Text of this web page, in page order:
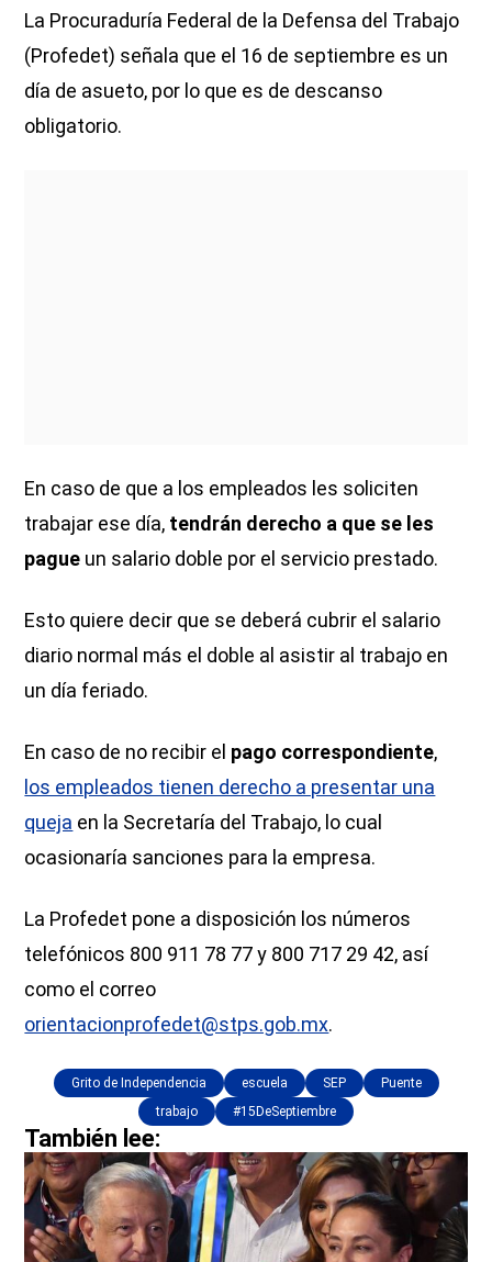
La Procuraduría Federal de la Defensa del Trabajo
(Profedet) señala que el 16 de septiembre es un
día de asueto, por lo que es de descanso
obligatorio.
En caso de que a los empleados les soliciten
trabajar ese día, tendrán derecho a que se les
pague un salario doble por el servicio prestado.
Esto quiere decir que se deberá cubrir el salario
diario normal más el doble al asistir al trabajo en
un día feriado.
En caso de no recibir el pago correspondiente,
los empleados tienen derecho a presentar una
queja en la Secretaría del Trabajo, lo cual
ocasionaría sanciones para la empresa.
La Profedet pone a disposición los números
telefónicos 800 911 78 77 y 800 717 29 42, así
como el correo
orientacionprofedet@stps.gob.mx.
Grito de Independencia escuela SEP
Puente
trabajo
#15DeSeptiembre
También lee: